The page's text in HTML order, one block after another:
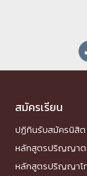
สมัครเรียน
ปฏิทินรับสมัครนิสิต
หลักสูตรปริญญา
หลักสูตรปริญญาโ